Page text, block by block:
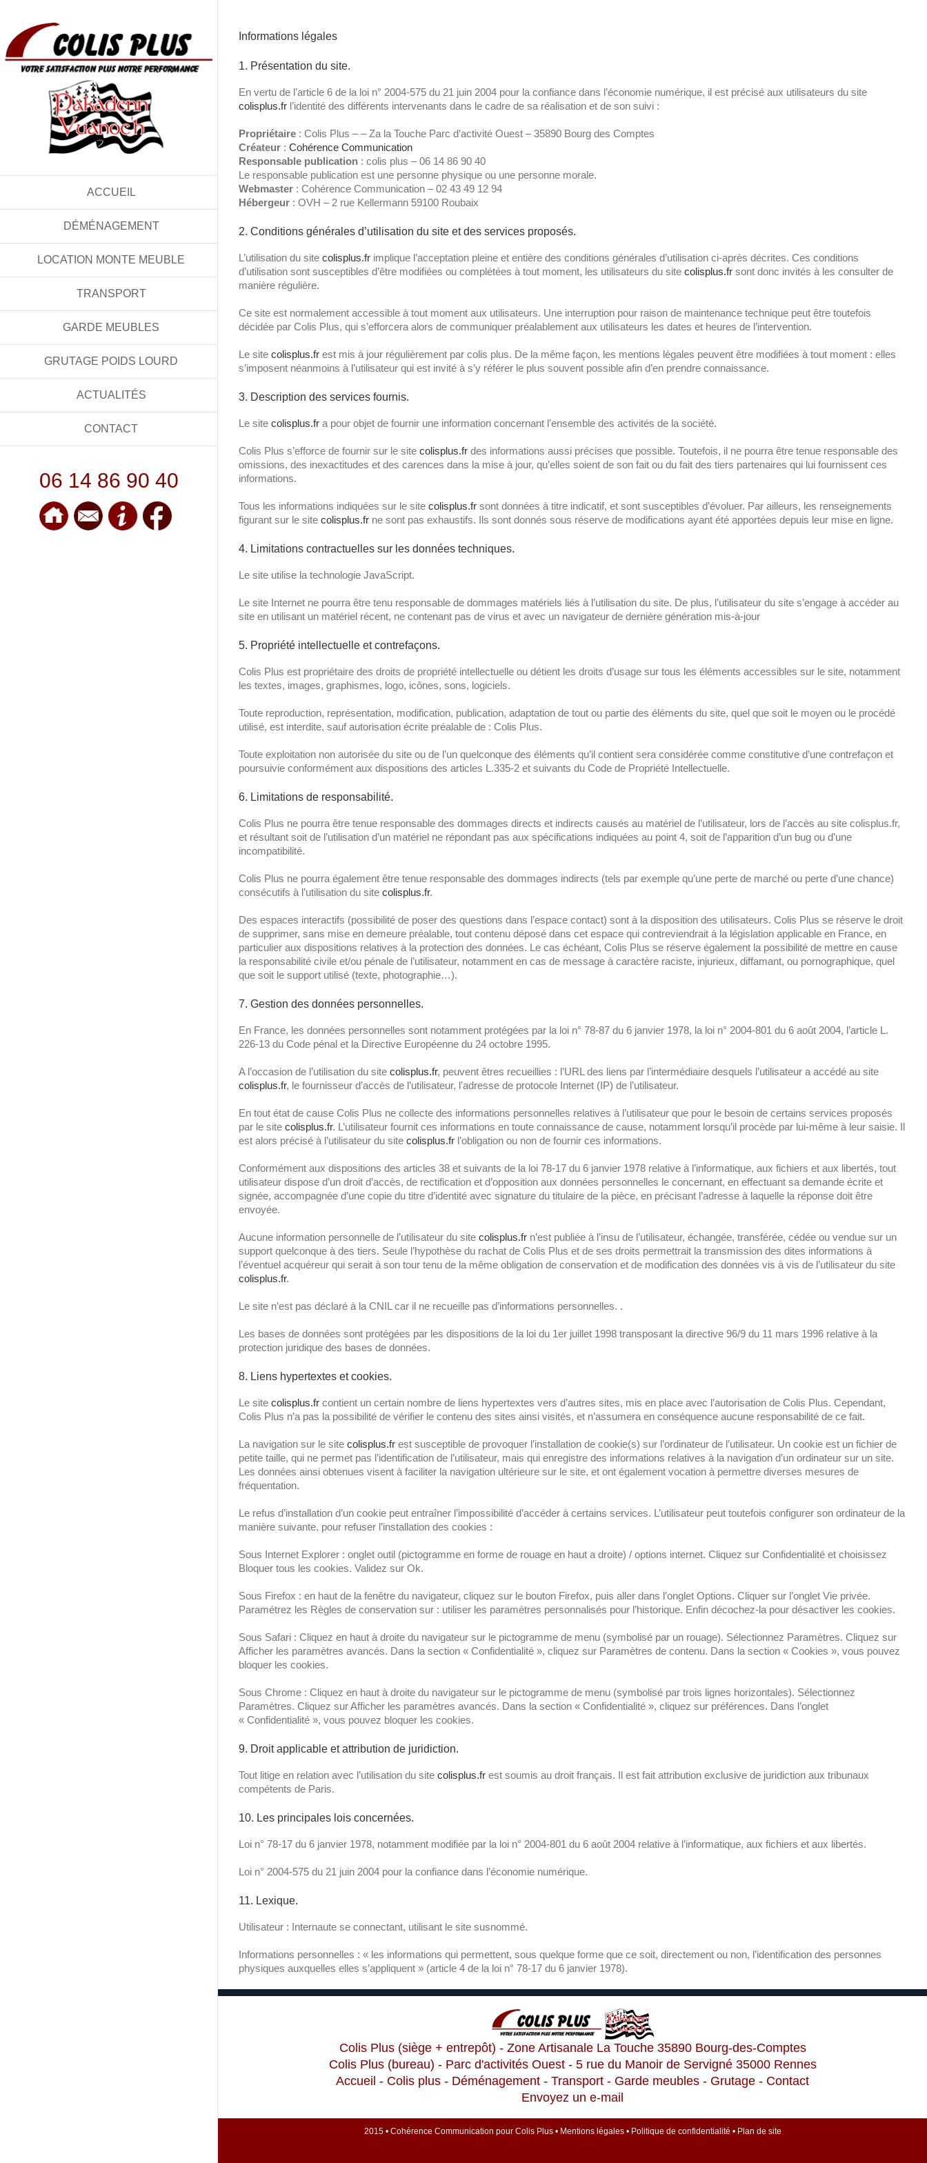
ACCUEIL
DÉMÉNAGEMENT
LOCATION MONTE MEUBLE
TRANSPORT
GARDE MEUBLES
GRUTAGE POIDS LOURD
ACTUALITÉS
CONTACT
06 14 86 90 40
Informations légales
1. Présentation du site.
En vertu de l’article 6 de la loi n° 2004-575 du 21 juin 2004 pour la confiance dans l’économie numérique, il est précisé aux utilisateurs du site
colisplus.fr l’identité des différents intervenants dans le cadre de sa réalisation et de son suivi :
Propriétaire : Colis Plus – – Za la Touche Parc d’activité Ouest – 35890 Bourg des Comptes
Créateur : Cohérence Communication
Responsable publication : colis plus – 06 14 86 90 40
Le responsable publication est une personne physique ou une personne morale.
Webmaster : Cohérence Communication – 02 43 49 12 94
Hébergeur : OVH – 2 rue Kellermann 59100 Roubaix
2. Conditions générales d’utilisation du site et des services proposés.
L’utilisation du site colisplus.fr implique l’acceptation pleine et entière des conditions générales d’utilisation ci-après décrites. Ces conditions
d’utilisation sont susceptibles d’être modifiées ou complétées à tout moment, les utilisateurs du site colisplus.fr sont donc invités à les consulter de
manière régulière.
Ce site est normalement accessible à tout moment aux utilisateurs. Une interruption pour raison de maintenance technique peut être toutefois
décidée par Colis Plus, qui s’efforcera alors de communiquer préalablement aux utilisateurs les dates et heures de l’intervention.
Le site colisplus.fr est mis à jour régulièrement par colis plus. De la même façon, les mentions légales peuvent être modifiées à tout moment : elles
s’imposent néanmoins à l’utilisateur qui est invité à s’y référer le plus souvent possible afin d’en prendre connaissance.
3. Description des services fournis.
Le site colisplus.fr a pour objet de fournir une information concernant l’ensemble des activités de la société.
Colis Plus s’efforce de fournir sur le site colisplus.fr des informations aussi précises que possible. Toutefois, il ne pourra être tenue responsable des
omissions, des inexactitudes et des carences dans la mise à jour, qu’elles soient de son fait ou du fait des tiers partenaires qui lui fournissent ces
informations.
Tous les informations indiquées sur le site colisplus.fr sont données à titre indicatif, et sont susceptibles d’évoluer. Par ailleurs, les renseignements
figurant sur le site colisplus.fr ne sont pas exhaustifs. Ils sont donnés sous réserve de modifications ayant été apportées depuis leur mise en ligne.
4. Limitations contractuelles sur les données techniques.
Le site utilise la technologie JavaScript.
Le site Internet ne pourra être tenu responsable de dommages matériels liés à l’utilisation du site. De plus, l’utilisateur du site s’engage à accéder au
site en utilisant un matériel récent, ne contenant pas de virus et avec un navigateur de dernière génération mis-à-jour
5. Propriété intellectuelle et contrefaçons.
Colis Plus est propriétaire des droits de propriété intellectuelle ou détient les droits d’usage sur tous les éléments accessibles sur le site, notamment
les textes, images, graphismes, logo, icônes, sons, logiciels.
Toute reproduction, représentation, modification, publication, adaptation de tout ou partie des éléments du site, quel que soit le moyen ou le procédé
utilisé, est interdite, sauf autorisation écrite préalable de : Colis Plus.
Toute exploitation non autorisée du site ou de l’un quelconque des éléments qu’il contient sera considérée comme constitutive d’une contrefaçon et
poursuivie conformément aux dispositions des articles L.335-2 et suivants du Code de Propriété Intellectuelle.
6. Limitations de responsabilité.
Colis Plus ne pourra être tenue responsable des dommages directs et indirects causés au matériel de l’utilisateur, lors de l’accès au site colisplus.fr,
et résultant soit de l’utilisation d’un matériel ne répondant pas aux spécifications indiquées au point 4, soit de l’apparition d’un bug ou d’une
incompatibilité.
Colis Plus ne pourra également être tenue responsable des dommages indirects (tels par exemple qu’une perte de marché ou perte d’une chance)
consécutifs à l’utilisation du site colisplus.fr.
Des espaces interactifs (possibilité de poser des questions dans l’espace contact) sont à la disposition des utilisateurs. Colis Plus se réserve le droit
de supprimer, sans mise en demeure préalable, tout contenu déposé dans cet espace qui contreviendrait à la législation applicable en France, en
particulier aux dispositions relatives à la protection des données. Le cas échéant, Colis Plus se réserve également la possibilité de mettre en cause
la responsabilité civile et/ou pénale de l’utilisateur, notamment en cas de message à caractère raciste, injurieux, diffamant, ou pornographique, quel
que soit le support utilisé (texte, photographie…).
7. Gestion des données personnelles.
En France, les données personnelles sont notamment protégées par la loi n° 78-87 du 6 janvier 1978, la loi n° 2004-801 du 6 août 2004, l’article L.
226-13 du Code pénal et la Directive Européenne du 24 octobre 1995.
A l’occasion de l’utilisation du site colisplus.fr, peuvent êtres recueillies : l’URL des liens par l’intermédiaire desquels l’utilisateur a accédé au site
colisplus.fr, le fournisseur d’accès de l’utilisateur, l’adresse de protocole Internet (IP) de l’utilisateur.
En tout état de cause Colis Plus ne collecte des informations personnelles relatives à l’utilisateur que pour le besoin de certains services proposés
par le site colisplus.fr. L’utilisateur fournit ces informations en toute connaissance de cause, notamment lorsqu’il procède par lui-même à leur saisie. Il
est alors précisé à l’utilisateur du site colisplus.fr l’obligation ou non de fournir ces informations.
Conformément aux dispositions des articles 38 et suivants de la loi 78-17 du 6 janvier 1978 relative à l’informatique, aux fichiers et aux libertés, tout
utilisateur dispose d’un droit d’accès, de rectification et d’opposition aux données personnelles le concernant, en effectuant sa demande écrite et
signée, accompagnée d’une copie du titre d’identité avec signature du titulaire de la pièce, en précisant l’adresse à laquelle la réponse doit être
envoyée.
Aucune information personnelle de l’utilisateur du site colisplus.fr n’est publiée à l’insu de l’utilisateur, échangée, transférée, cédée ou vendue sur un
support quelconque à des tiers. Seule l’hypothèse du rachat de Colis Plus et de ses droits permettrait la transmission des dites informations à
l’éventuel acquéreur qui serait à son tour tenu de la même obligation de conservation et de modification des données vis à vis de l’utilisateur du site
colisplus.fr.
Le site n’est pas déclaré à la CNIL car il ne recueille pas d’informations personnelles. .
Les bases de données sont protégées par les dispositions de la loi du 1er juillet 1998 transposant la directive 96/9 du 11 mars 1996 relative à la
protection juridique des bases de données.
8. Liens hypertextes et cookies.
Le site colisplus.fr contient un certain nombre de liens hypertextes vers d’autres sites, mis en place avec l’autorisation de Colis Plus. Cependant,
Colis Plus n’a pas la possibilité de vérifier le contenu des sites ainsi visités, et n’assumera en conséquence aucune responsabilité de ce fait.
La navigation sur le site colisplus.fr est susceptible de provoquer l’installation de cookie(s) sur l’ordinateur de l’utilisateur. Un cookie est un fichier de
petite taille, qui ne permet pas l’identification de l’utilisateur, mais qui enregistre des informations relatives à la navigation d’un ordinateur sur un site.
Les données ainsi obtenues visent à faciliter la navigation ultérieure sur le site, et ont également vocation à permettre diverses mesures de
fréquentation.
Le refus d’installation d’un cookie peut entraîner l’impossibilité d’accéder à certains services. L’utilisateur peut toutefois configurer son ordinateur de la
manière suivante, pour refuser l’installation des cookies :
Sous Internet Explorer : onglet outil (pictogramme en forme de rouage en haut a droite) / options internet. Cliquez sur Confidentialité et choisissez
Bloquer tous les cookies. Validez sur Ok.
Sous Firefox : en haut de la fenêtre du navigateur, cliquez sur le bouton Firefox, puis aller dans l’onglet Options. Cliquer sur l’onglet Vie privée.
Paramétrez les Règles de conservation sur : utiliser les paramètres personnalisés pour l’historique. Enfin décochez-la pour désactiver les cookies.
Sous Safari : Cliquez en haut à droite du navigateur sur le pictogramme de menu (symbolisé par un rouage). Sélectionnez Paramètres. Cliquez sur
Afficher les paramètres avancés. Dans la section « Confidentialité », cliquez sur Paramètres de contenu. Dans la section « Cookies », vous pouvez
bloquer les cookies.
Sous Chrome : Cliquez en haut à droite du navigateur sur le pictogramme de menu (symbolisé par trois lignes horizontales). Sélectionnez
Paramètres. Cliquez sur Afficher les paramètres avancés. Dans la section « Confidentialité », cliquez sur préférences. Dans l’onglet
« Confidentialité », vous pouvez bloquer les cookies.
9. Droit applicable et attribution de juridiction.
Tout litige en relation avec l’utilisation du site colisplus.fr est soumis au droit français. Il est fait attribution exclusive de juridiction aux tribunaux
compétents de Paris.
10. Les principales lois concernées.
Loi n° 78-17 du 6 janvier 1978, notamment modifiée par la loi n° 2004-801 du 6 août 2004 relative à l’informatique, aux fichiers et aux libertés.
Loi n° 2004-575 du 21 juin 2004 pour la confiance dans l’économie numérique.
11. Lexique.
Utilisateur : Internaute se connectant, utilisant le site susnommé.
Informations personnelles : « les informations qui permettent, sous quelque forme que ce soit, directement ou non, l’identification des personnes
physiques auxquelles elles s’appliquent » (article 4 de la loi n° 78-17 du 6 janvier 1978).
Colis Plus (siège + entrepôt) - Zone Artisanale La Touche 35890 Bourg-des-Comptes
Colis Plus (bureau) - Parc d'activités Ouest - 5 rue du Manoir de Servigné 35000 Rennes
Accueil - Colis plus - Déménagement - Transport - Garde meubles - Grutage - Contact
Envoyez un e-mail
2015 • Cohérence Communication pour Colis Plus• Mentions légales• Politique de confidentialité • Plan de site